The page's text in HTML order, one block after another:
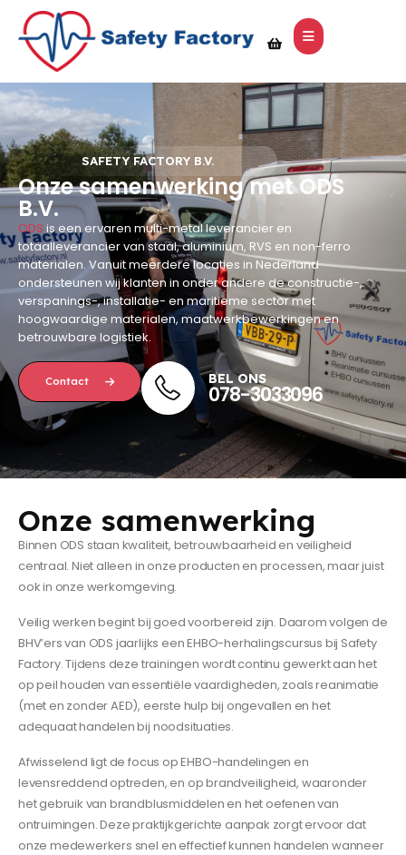
SAFETY FACTORY B.V.
Onze samenwerking met ODS
B.V.
ODS is een ervaren multi-metal leverancier en
totaalleverancier van staal, aluminium, RVS en non-ferro
materialen. Vanuit meerdere locaties in Nederland
ondersteunen wij klanten in onder andere de constructie-,
verspanings-, installatie- en maritieme sector met
hoogwaardige materialen, maatwerkbewerkingen en
betrouwbare logistiek.
Contact BEL ONS
078-3033096
Onze samenwerking
Binnen ODS staan kwaliteit, betrouwbaarheid en veiligheid
centraal. Niet alleen in onze producten en processen, maar juist
ook in onze werkomgeving.
Veilig werken begint bij goed voorbereid zijn. Daarom volgen de
BHV’ers van ODS jaarlijks een EHBO-herhalingscursus bij Safety
Factory. Tijdens deze trainingen wordt continu gewerkt aan het
op peil houden van essentiële vaardigheden, zoals reanimatie
(met en zonder AED), eerste hulp bij ongevallen en het
adequaat handelen bij noodsituaties.
Afwisselend ligt de focus op EHBO-handelingen en
levensreddend optreden, en op brandveiligheid, waaronder
het gebruik van brandblusmiddelen en het oefenen van
ontruimingen. Deze praktijkgerichte aanpak zorgt ervoor dat
onze medewerkers snel en effectief kunnen handelen wanneer